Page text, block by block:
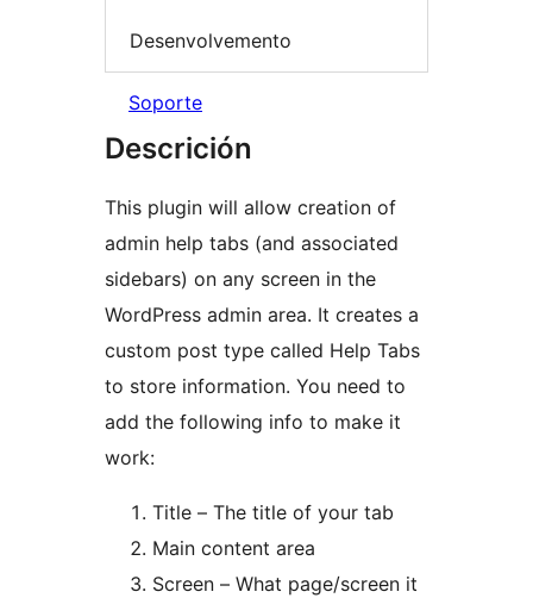
Desenvolvemento
Soporte
Descrición
This plugin will allow creation of
admin help tabs (and associated
sidebars) on any screen in the
WordPress admin area. It creates a
custom post type called Help Tabs
to store information. You need to
add the following info to make it
work:
Title – The title of your tab
Main content area
Screen – What page/screen it